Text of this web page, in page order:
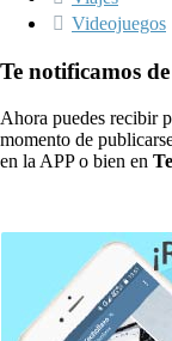
Videojuegos
Te notificamos
Ahora puedes recibir
momento de
en la APP o bien en